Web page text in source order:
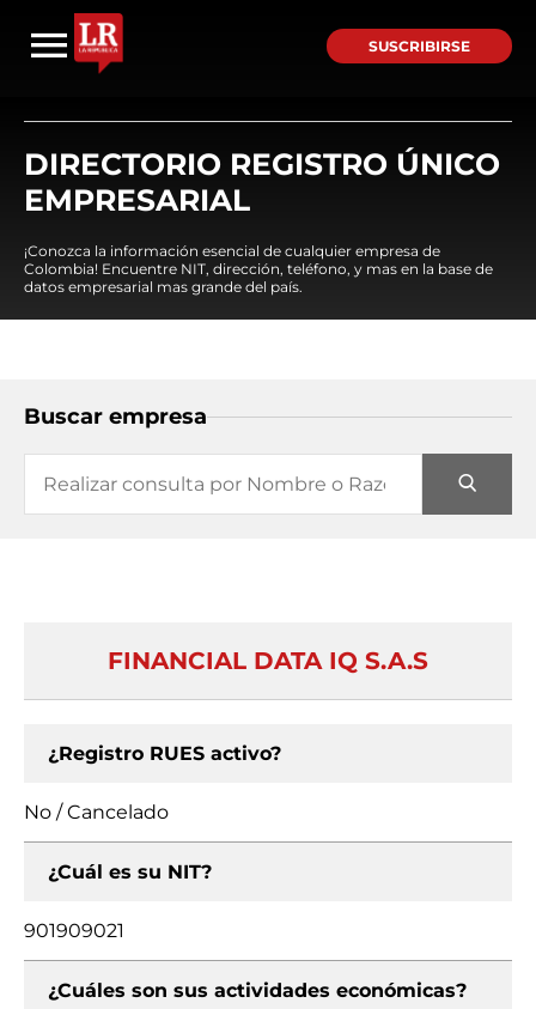
SUSCRIBIRSE
DIRECTORIO REGISTRO ÚNICO
EMPRESARIAL
¡Conozca la información esencial de cualquier empresa de
Colombia! Encuentre NIT, dirección, teléfono, y mas en la base de
datos empresarial mas grande del país.
Buscar empresa
FINANCIAL DATA IQ S.A.S
¿Registro RUES activo?
No / Cancelado
¿Cuál es su NIT?
901909021
¿Cuáles son sus actividades económicas?